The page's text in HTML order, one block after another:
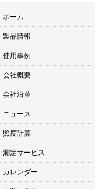
ホーム
製品情報
使用事例
会社概要
会社沿革
ニュース
照度計算
測定サービス
カレンダー